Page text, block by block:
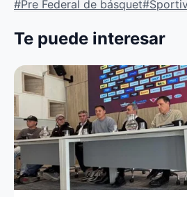
#Pre Federal de básquet
Te puede interesar